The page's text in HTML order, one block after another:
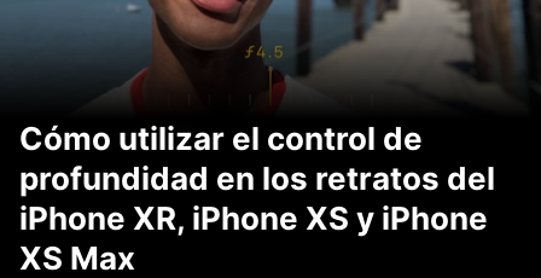
Cómo utilizar el control de
profundidad en los retratos del
iPhone XR, iPhone XS y iPhone
XS Max